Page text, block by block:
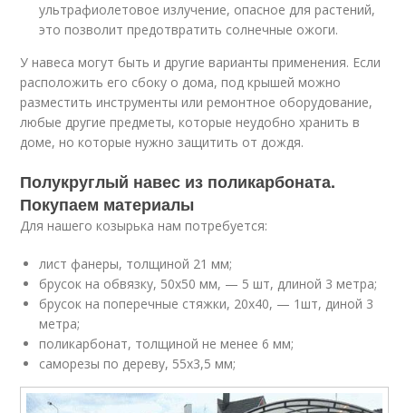
ультрафиолетовое излучение, опасное для растений,
это позволит предотвратить солнечные ожоги.
У навеса могут быть и другие варианты применения. Если
расположить его сбоку о дома, под крышей можно
разместить инструменты или ремонтное оборудование,
любые другие предметы, которые неудобно хранить в
доме, но которые нужно защитить от дождя.
Полукруглый навес из поликарбоната.
Покупаем материалы
Для нашего козырька нам потребуется:
лист фанеры, толщиной 21 мм;
брусок на обвязку, 50х50 мм, — 5 шт, длиной 3 метра;
брусок на поперечные стяжки, 20х40, — 1шт, диной 3
метра;
поликарбонат, толщиной не менее 6 мм;
саморезы по дереву, 55х3,5 мм;